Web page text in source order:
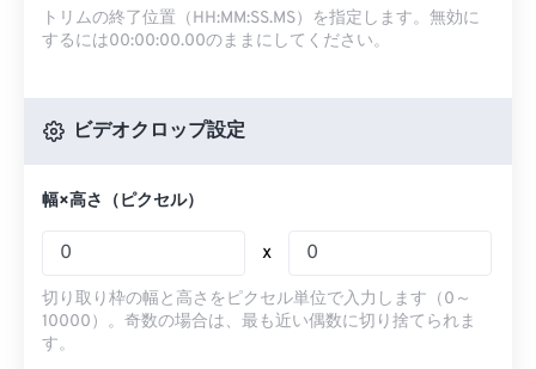
トリムの終了位置（HH:MM:SS.MS）を指定します。無効に
するには00:00:00.00のままにしてください。
ビデオクロップ設定
幅×高さ（ピクセル）
x
切り取り枠の幅と高さをピクセル単位で入力します（0～
10000）。奇数の場合は、最も近い偶数に切り捨てられま
す。